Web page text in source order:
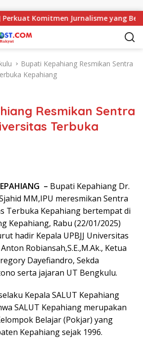
Komitmen Jurnalisme yang
Bupati Kepahiang Resmikan Sentra
Kepahiang
Resmikan Sentra
Terbuka
– Bupati Kepahiang Dr.
MM,IPU meresmikan Sentra
Terbuka Kepahiang bertempat di
Kepahiang, Rabu (22/01/2025)
hadir Kepala UPBJJ Universitas
Robiansah,S.E.,M.Ak., Ketua
Dayefiandro, Sekda
serta jajaran UT Bengkulu.
Kepala SALUT Kepahiang
SALUT Kepahiang merupakan
Belajar (Pokjar) yang
Kepahiang sejak 1996.